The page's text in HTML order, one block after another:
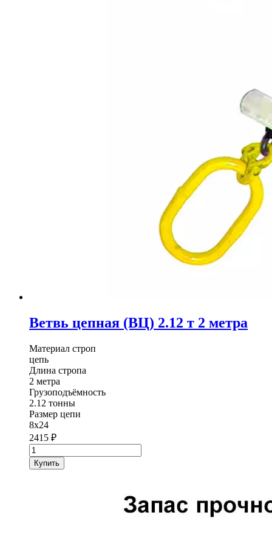
Ветвь цепная (ВЦ) 2.12 т 2 метра
Материал строп
цепь
Длина стропа
2 метра
Грузоподъёмность
2.12 тонны
Размер цепи
8х24
2415 ₽
Количество
товара
Ветвь
Купить